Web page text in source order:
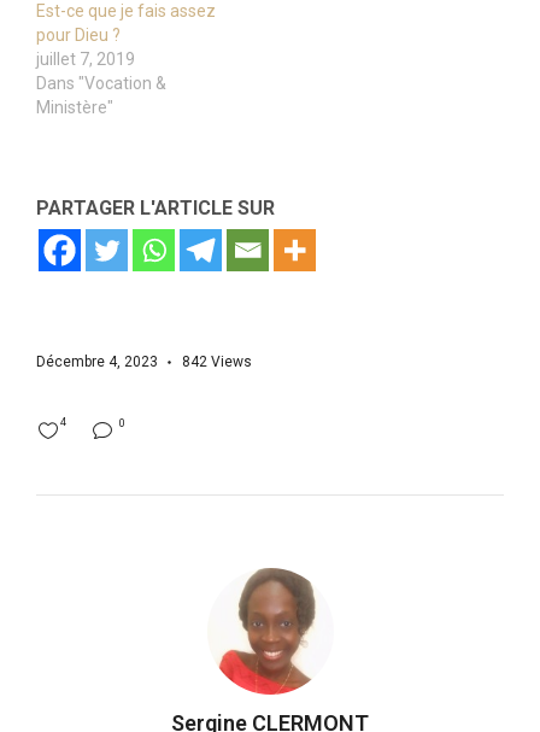
Est-ce que je fais assez
pour Dieu ?
juillet 7, 2019
Dans "Vocation &
Ministère"
PARTAGER L'ARTICLE SUR
Décembre 4, 2023 842 Views
0
4
Sergine CLERMONT